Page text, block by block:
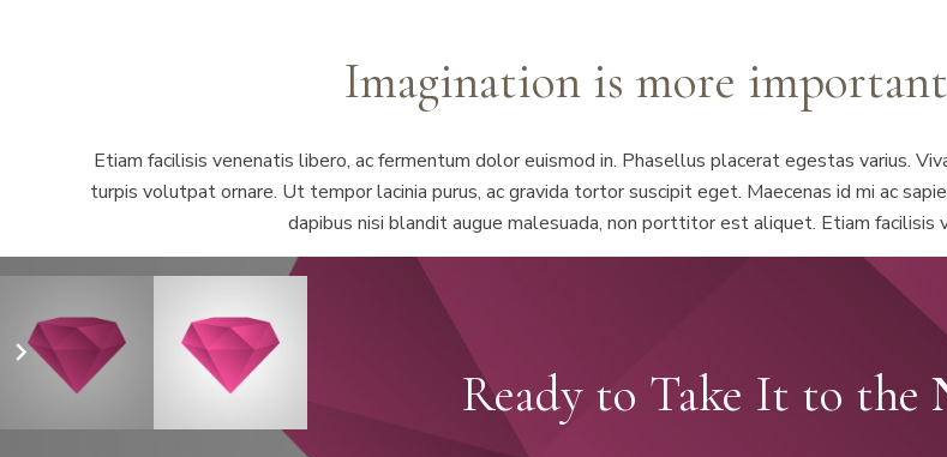
Imagination is more
Etiam facilisis venenatis libero, ac fermentum dolor euismod in. Phasellus placerat egestas varius.
turpis volutpat ornare. Ut tempor lacinia purus, ac gravida tortor suscipit eget. Maecenas id mi ac
dapibus nisi blandit augue malesuada, non porttitor est aliquet. Etiam facilisis
Ready to Take It to the